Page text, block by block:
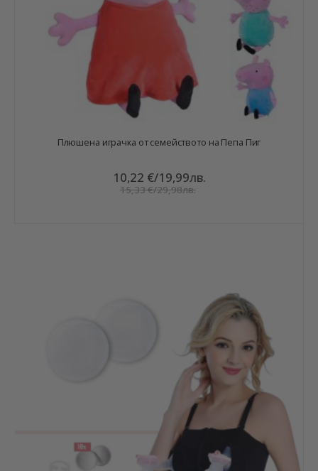
Плюшена играчка от семейството на Пепа Пиг
10,22 €/19,99лв.
15,33 €/29,98лв.